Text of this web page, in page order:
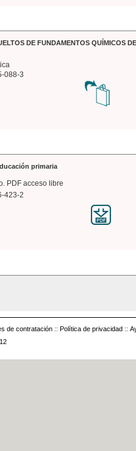
DE FUNDAMENTOS QUÍMICOS
088-3
primaria
PDF acceso libre
423-2
de contratación :: Política de privacidad ::